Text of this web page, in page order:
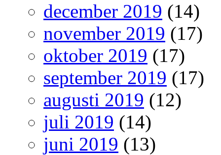
december 2019 (14)
november 2019 (17)
oktober 2019 (17)
september 2019 (17)
augusti 2019 (12)
juli 2019 (14)
juni 2019 (13)